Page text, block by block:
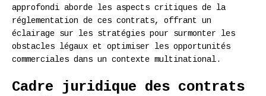
approfondi aborde les aspects critiques de la
réglementation de ces contrats, offrant un
éclairage sur les stratégies pour surmonter les
obstacles légaux et optimiser les opportunités
commerciales dans un contexte multinational.
Cadre juridique des contrats